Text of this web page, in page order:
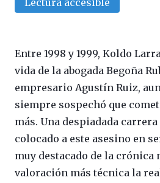
Lectura accesible
Entre 1998 y 1999, Koldo
vida de la abogada Begoña
empresario Agustín Ruiz,
siempre sospechó que
más. Una despiadada
colocado a este asesino en
muy destacado de la crónica
valoración más técnica la